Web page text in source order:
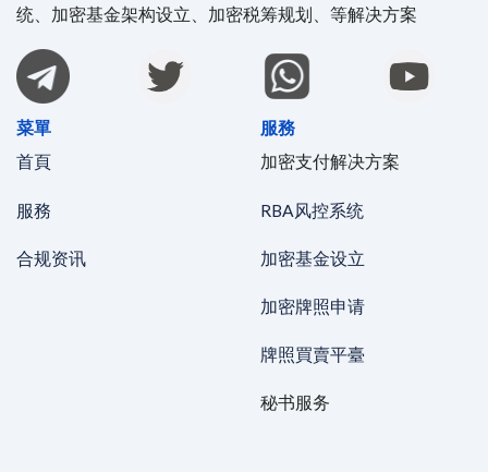
统、加密基金架构设立、加密税筹规划、等解决方案
菜單
首頁
服務
合规资讯
服務
加密支付解决方案
RBA风控系统
加密基金设立
加密牌照申请
牌照買賣平臺
秘书服务